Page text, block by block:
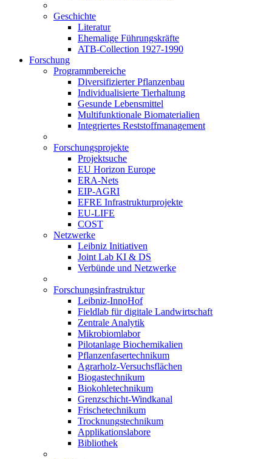
Geschichte
Literatur
Ehemalige Führungskräfte
ATB-Collection 1927-1990
Forschung
Programmbereiche
Diversifizierter Pflanzenbau
Individualisierte Tierhaltung
Gesunde Lebensmittel
Multifunktionale Biomaterialien
Integriertes Reststoffmanagement
Forschungsprojekte
Projektsuche
EU Horizon Europe
ERA-Nets
EIP-AGRI
EFRE Infrastrukturprojekte
EU-LIFE
COST
Netzwerke
Leibniz Initiativen
Joint Lab KI & DS
Verbünde und Netzwerke
Forschungsinfrastruktur
Leibniz-InnoHof
Fieldlab für digitale Landwirtschaft
Zentrale Analytik
Mikrobiomlabor
Pilotanlage Biochemikalien
Pflanzenfasertechnikum
Agrarholz-Versuchsflächen
Biogastechnikum
Biokohletechnikum
Grenzschicht-Windkanal
Frischetechnikum
Trocknungstechnikum
Applikationslabore
Bibliothek